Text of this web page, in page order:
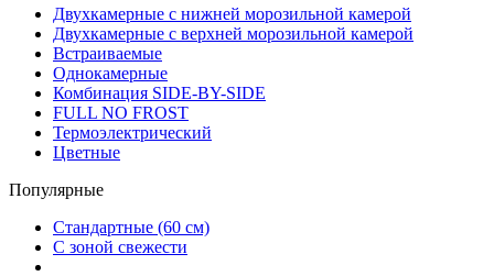
Двухкамерные с нижней морозильной камерой
Двухкамерные с верхней морозильной камерой
Встраиваемые
Однокамерные
Комбинация SIDE-BY-SIDE
FULL NO FROST
Термоэлектрический
Цветные
Популярные
Стандартные (60 см)
С зоной свежести